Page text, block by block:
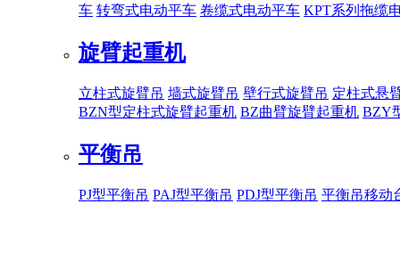
车 转弯式电动平车 卷缆式电动平车 KPT系列拖缆
旋臂起重机
立柱式旋臂吊 墙式旋臂吊 壁行式旋臂吊 定柱式悬
BZN型定柱式旋臂起重机 BZ曲臂旋臂起重机 BZY
平衡吊
PJ型平衡吊 PAJ型平衡吊 PDJ型平衡吊 平衡吊移动